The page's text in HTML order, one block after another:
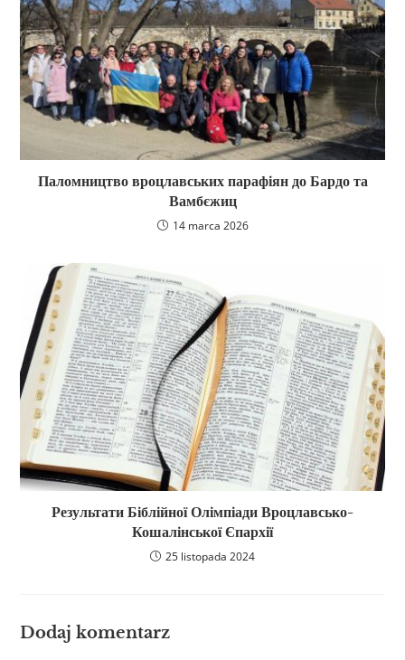
Паломництво вроцлавських парафіян до Бардо та
Вамбєжиц
14 marca 2026
Результати Біблійної Олімпіади Вроцлавсько-
Кошалінської Єпархії
25 listopada 2024
Dodaj komentarz